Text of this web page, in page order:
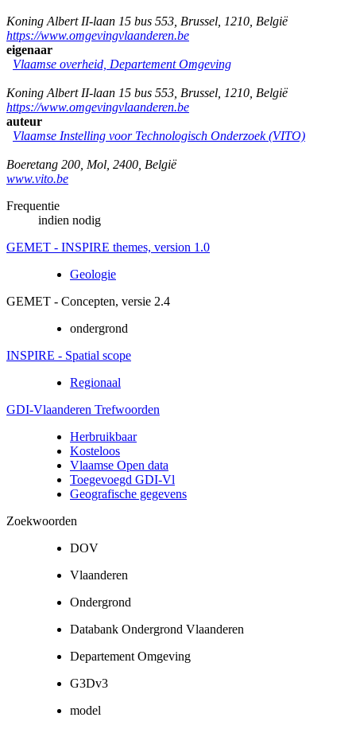
Koning Albert II-laan 15 bus 553 Brussel 1210 België
https://www.omgevingvlaanderen.be
eigenaar
Vlaamse overheid, Departement Omgeving
Koning Albert II-laan 15 bus 553 Brussel 1210 België
https://www.omgevingvlaanderen.be
auteur
Vlaamse Instelling voor Technologisch Onderzoek (VITO)
Boeretang 200 Mol 2400 België
www.vito.be
Frequentie
indien nodig
GEMET - INSPIRE themes, version 1.0
Geologie
GEMET - Concepten, versie 2.4
ondergrond
INSPIRE - Spatial scope
Regionaal
GDI-Vlaanderen Trefwoorden
Herbruikbaar
Kosteloos
Vlaamse Open data
Toegevoegd GDI-Vl
Geografische gegevens
Zoekwoorden
DOV
Vlaanderen
Ondergrond
Databank Ondergrond Vlaanderen
Departement Omgeving
G3Dv3
model